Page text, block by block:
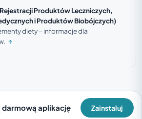
Rejestracji Produktów Leczniczych,
i Produktów Biobójczych)
diety – informacje dla
↑
darmową aplikację Zainstaluj